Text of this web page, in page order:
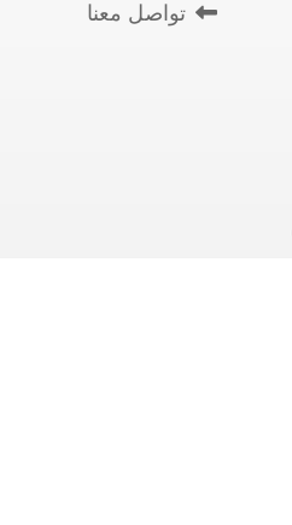
تواصل معنا